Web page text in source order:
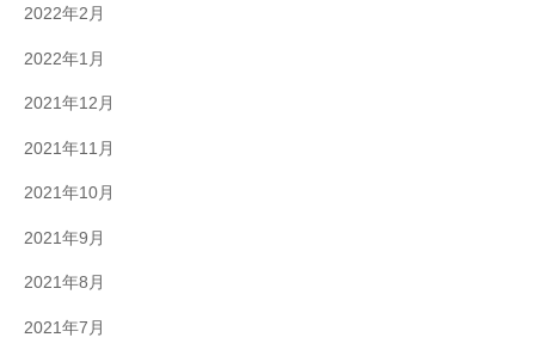
2022年2月
2022年1月
2021年12月
2021年11月
2021年10月
2021年9月
2021年8月
2021年7月